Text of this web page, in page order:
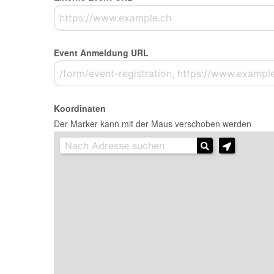
Event Anmeldung URL
Koordinaten
Der Marker kann mit der Maus verschoben werden